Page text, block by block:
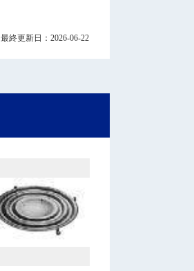
最終更新日：2026-06-22